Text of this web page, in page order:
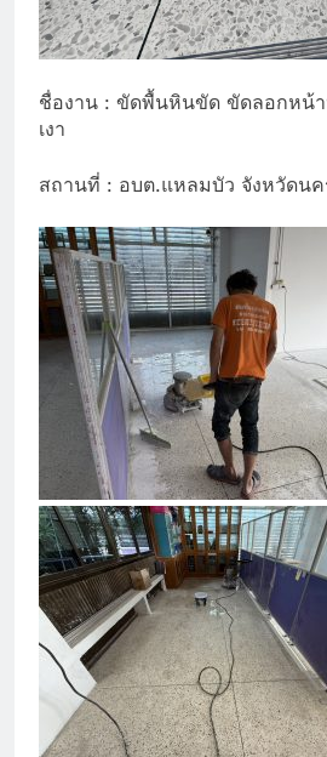
ชื่องาน : ขัดพื้นหินขัด ขัดลอกหน้า
เงา
สถานที่ : อบต.แหลมบัว จังหวัดนค